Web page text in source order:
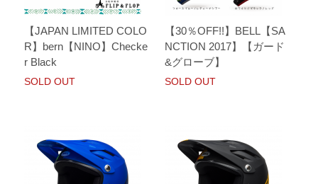
【JAPAN LIMITED COLO
R】bern【NINO】Checke
r Black
SOLD OUT
【30％OFF!!】BELL【SA
NCTION 2017】【ガード
&グローブ】
SOLD OUT